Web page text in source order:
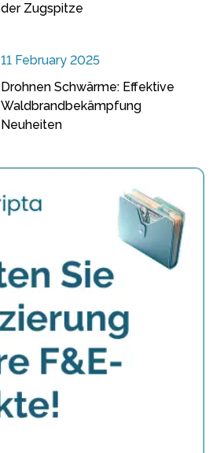
der Zugspitze
11 February 2025
Drohnen Schwärme: Effektive
Waldbrandbekämpfung
Neuheiten